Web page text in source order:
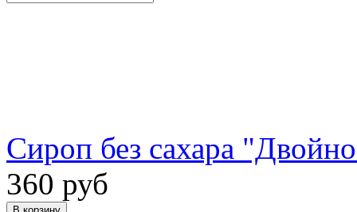
Сироп без сахара
360 руб